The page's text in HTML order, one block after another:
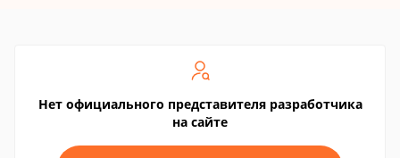
Нет официального представителя разработчика
на сайте